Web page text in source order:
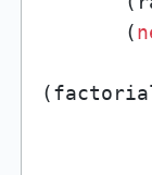
       (